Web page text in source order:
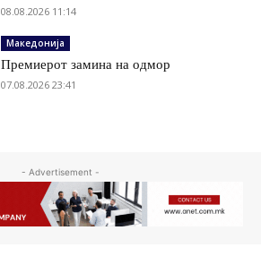
08.08.2026 11:14
Македонија
Премиерот замина на одмор
07.08.2026 23:41
- Advertisement -